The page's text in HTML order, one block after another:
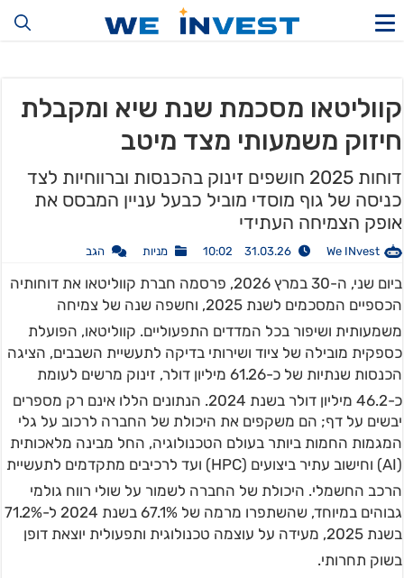
קווליטאו מסכמת שנת שיא ומקבלת
חיזוק משמעותי מצד מיטב
דוחות 2025 חושפים זינוק בהכנסות וברווחיות לצד
כניסה של גוף מוסדי מוביל כבעל עניין המבסס את
אופק הצמיחה העתידי
We INvest
31.03.26 10:02 מניות הגב
ביום שני, ה-30 במרץ 2026, פרסמה חברת קווליטאו את דוחותיה
הכספיים המסכמים לשנת 2025, וחשפה שנה של צמיחה
משמעותית ושיפור בכל המדדים התפעוליים. קווליטאו, הפועלת
כספקית מובילה של ציוד ושירותי בדיקה לתעשיית השבבים, הציגה
הכנסות שנתיות של כ-61.26 מיליון דולר, זינוק מרשים לעומת
כ-46.2 מיליון דולר בשנת 2024
. הנתונים הללו אינם רק מספרים
יבשים על דף; הם משקפים את היכולת של החברה לרכוב על גלי
המגמות החמות ביותר בעולם הטכנולוגיה, החל מבינה מלאכותית
(AI) וחישוב עתיר ביצועים (HPC) ועד לרכיבים מתקדמים לתעשיית
הרכב החשמלי. היכולת של החברה לשמור על שולי רווח גולמי
גבוהים במיוחד, שהשתפרו מרמה של 67.1% בשנת 2024 ל-71.2%
בשנת 2025, מעידה על עוצמה טכנולוגית ותפעולית יוצאת דופן
בשוק תחרותי.